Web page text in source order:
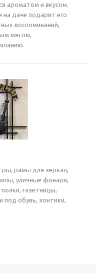
ароматом и вкусом.
на даче подарит его
воспоминаний,
мясом,
рамы для зеркал,
уличные фонари,
газетницы,
под обувь, зонтики,